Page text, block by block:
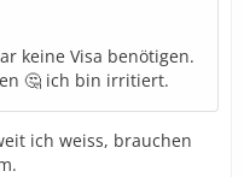
keine Visa benötigen.
🤔 ich bin irritiert.
ich weiss, brauchen